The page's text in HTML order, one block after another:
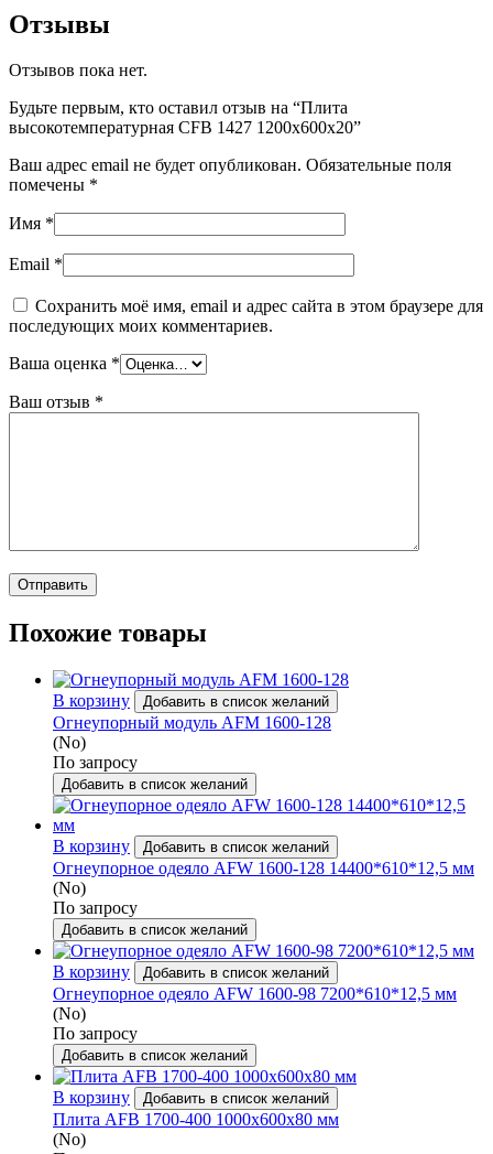
Отзывы
Отзывов пока нет.
Будьте первым, кто оставил отзыв на “Плита
высокотемпературная CFB 1427 1200x600x20”
Ваш адрес email не будет опубликован. Обязательные поля
помечены *
Имя *
Email *
Сохранить моё имя, email и адрес сайта в этом браузере для
последующих моих комментариев.
Ваша оценка *
Ваш отзыв *
Похожие товары
В корзину Добавить в список желаний
Огнеупорный модуль AFM 1600-128
(No)
По запросу
Добавить в список желаний
В корзину Добавить в список желаний
Огнеупорное одеяло AFW 1600-128 14400*610*12,5 мм
(No)
По запросу
Добавить в список желаний
В корзину Добавить в список желаний
Огнеупорное одеяло AFW 1600-98 7200*610*12,5 мм
(No)
По запросу
Добавить в список желаний
В корзину Добавить в список желаний
Плита AFB 1700-400 1000x600x80 мм
(No)